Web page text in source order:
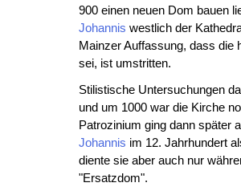
900 einen neuen Dom bauen
Johannis westlich der
Mainzer Auffassung, dass die
sei, ist umstritten.
Stilistische Untersuchungen
und um 1000 war die Kirche
Patrozinium ging dann später
Johannis im 12. Jahrhundert
diente sie aber auch nur
"Ersatzdom".